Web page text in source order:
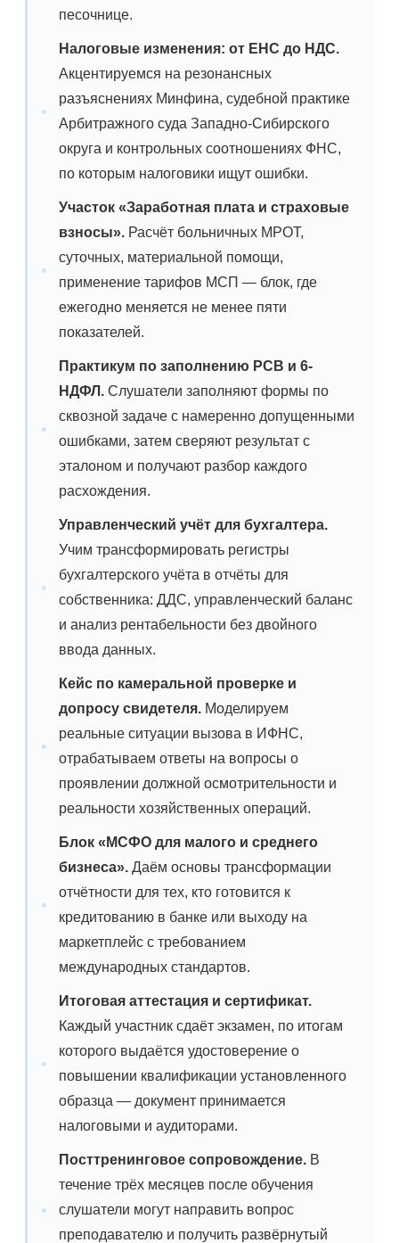
песочнице.
Налоговые изменения: от ЕНС до НДС.
Акцентируемся на резонансных
разъяснениях Минфина, судебной практике
Арбитражного суда Западно-Сибирского
округа и контрольных соотношениях ФНС,
по которым налоговики ищут ошибки.
Участок «Заработная плата и страховые
взносы». Расчёт больничных МРОТ,
суточных, материальной помощи,
применение тарифов МСП — блок, где
ежегодно меняется не менее пяти
показателей.
Практикум по заполнению РСВ и 6-
НДФЛ. Слушатели заполняют формы по
сквозной задаче с намеренно допущенными
ошибками, затем сверяют результат с
эталоном и получают разбор каждого
расхождения.
Управленческий учёт для бухгалтера.
Учим трансформировать регистры
бухгалтерского учёта в отчёты для
собственника: ДДС, управленческий баланс
и анализ рентабельности без двойного
ввода данных.
Кейс по камеральной проверке и
допросу свидетеля. Моделируем
реальные ситуации вызова в ИФНС,
отрабатываем ответы на вопросы о
проявлении должной осмотрительности и
реальности хозяйственных операций.
Блок «МСФО для малого и среднего
бизнеса». Даём основы трансформации
отчётности для тех, кто готовится к
кредитованию в банке или выходу на
маркетплейс с требованием
международных стандартов.
Итоговая аттестация и сертификат.
Каждый участник сдаёт экзамен, по итогам
которого выдаётся удостоверение о
повышении квалификации установленного
образца — документ принимается
налоговыми и аудиторами.
Посттренинговое сопровождение. В
течение трёх месяцев после обучения
слушатели могут направить вопрос
преподавателю и получить развёрнутый